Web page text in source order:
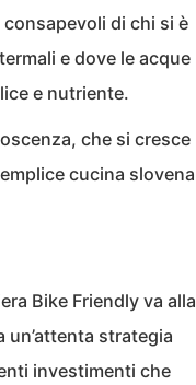
di chi si è
e dove le acque
e nutriente.
che si cresce
cucina slovena
Bike Friendly va alla
strategia
investimenti che